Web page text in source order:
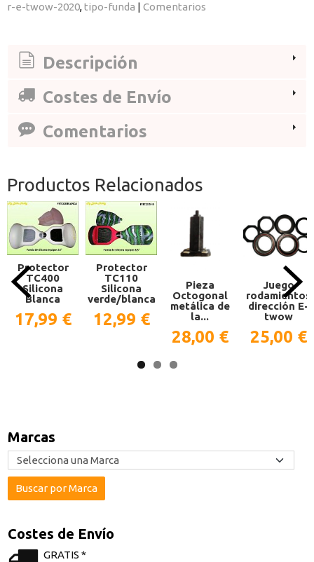
Marcas
Costes de Envío
GRATIS *
r-e-twow-2020 tipo-funda | Comentarios
Descripción
Costes de Envío
Comentarios
Productos Relacionados
Protector
TC400
Silicona
Blanca
17,99 €
Protector
TC110
Silicona
verde/blanca
12,99 €
Pieza
Octogonal
metálica de
la...
28,00 €
Juego
rodamientos
dirección E-
twow
25,00 €